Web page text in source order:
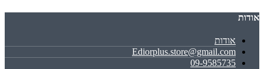
אודות
אודות
Ediorplus.store@gmail.com
09-9585735